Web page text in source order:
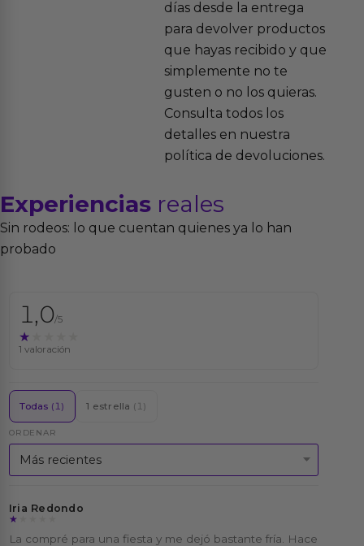
días desde la entrega
para devolver productos
que hayas recibido y que
simplemente no te
gusten o no los quieras.
Consulta todos los
detalles en nuestra
política de devoluciones.
Experiencias reales
Sin rodeos: lo que cuentan quienes ya lo han
probado
1,0/5
★★★★★
★★★★★
1 valoración
Todas (1) 1 estrella (1)
ORDENAR
Iria Redondo
★★★★★
★★★★★
La compré para una fiesta y me dejó bastante fría. Hace